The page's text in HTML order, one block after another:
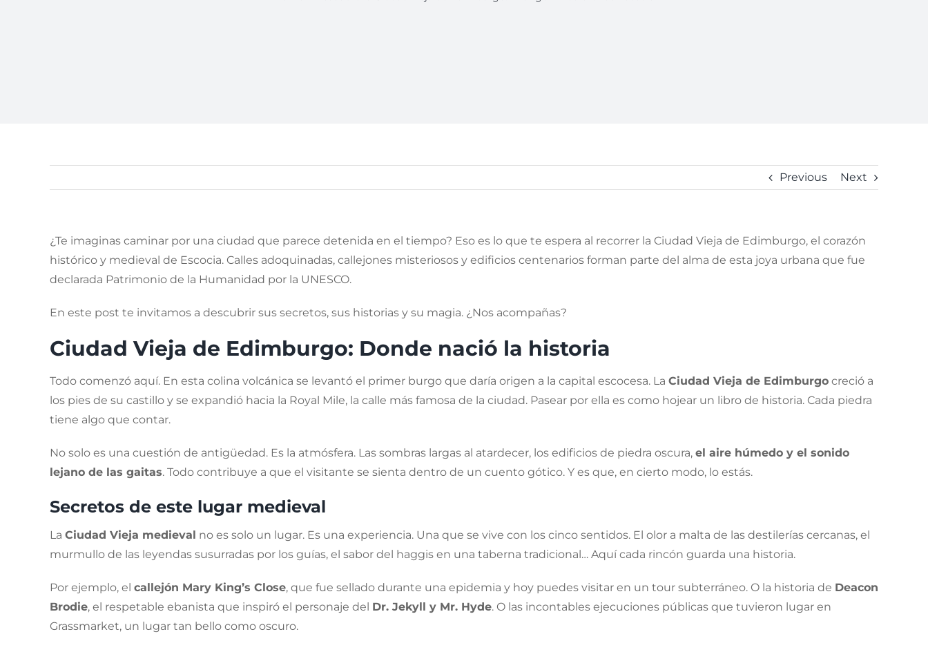
Previous Next
¿Te imaginas caminar por una ciudad que parece detenida en el tiempo? Eso es lo que te espera al recorrer la Ciudad Vieja de Edimburgo, el corazón
histórico y medieval de Escocia. Calles adoquinadas, callejones misteriosos y edificios centenarios forman parte del alma de esta joya urbana que fue
declarada Patrimonio de la Humanidad por la UNESCO.
En este post te invitamos a descubrir sus secretos, sus historias y su magia. ¿Nos acompañas?
Ciudad Vieja de Edimburgo: Donde nació la historia
Todo comenzó aquí. En esta colina volcánica se levantó el primer burgo que daría origen a la capital escocesa. La Ciudad Vieja de Edimburgo creció a
los pies de su castillo y se expandió hacia la Royal Mile, la calle más famosa de la ciudad. Pasear por ella es como hojear un libro de historia. Cada piedra
tiene algo que contar.
No solo es una cuestión de antigüedad. Es la atmósfera. Las sombras largas al atardecer, los edificios de piedra oscura, el aire húmedo y el sonido
lejano de las gaitas. Todo contribuye a que el visitante se sienta dentro de un cuento gótico. Y es que, en cierto modo, lo estás.
Secretos de este lugar medieval
La Ciudad Vieja medieval no es solo un lugar. Es una experiencia. Una que se vive con los cinco sentidos. El olor a malta de las destilerías cercanas, el
murmullo de las leyendas susurradas por los guías, el sabor del haggis en una taberna tradicional… Aquí cada rincón guarda una historia.
Por ejemplo, el callejón Mary King’s Close, que fue sellado durante una epidemia y hoy puedes visitar en un tour subterráneo. O la historia de Deacon
Brodie, el respetable ebanista que inspiró el personaje del Dr. Jekyll y Mr. Hyde. O las incontables ejecuciones públicas que tuvieron lugar en
Grassmarket, un lugar tan bello como oscuro.